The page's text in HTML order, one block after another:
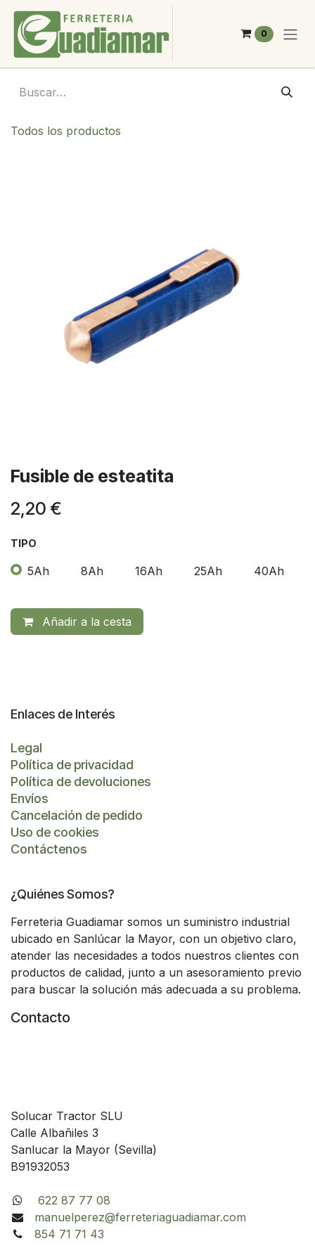
Ir al contenido
0
Todos los productos
Fusible de esteatita
2,20 €
TIPO
5Ah 8Ah 16Ah 25Ah 40Ah
Añadir a la cesta
Enlaces de Interés
Legal
Política de privacidad
Política de devoluciones
Envíos
Cancelación de pedido
Uso de cookies
Contáctenos
¿Quiénes Somos?
Ferreteria Guadiamar somos un suministro industrial
ubicado en Sanlúcar la Mayor, con un objetivo claro,
atender las necesidades a todos nuestros clientes con
productos de calidad, junto a un asesoramiento previo
para buscar la solución más adecuada a su problema.
Contacto
Solucar Tractor SLU
Calle Albañiles 3
Sanlucar la Mayor (Sevilla)
B91932053
622 87 77 08
manuelperez@ferreteriaguadiamar.com
854 71 71 43